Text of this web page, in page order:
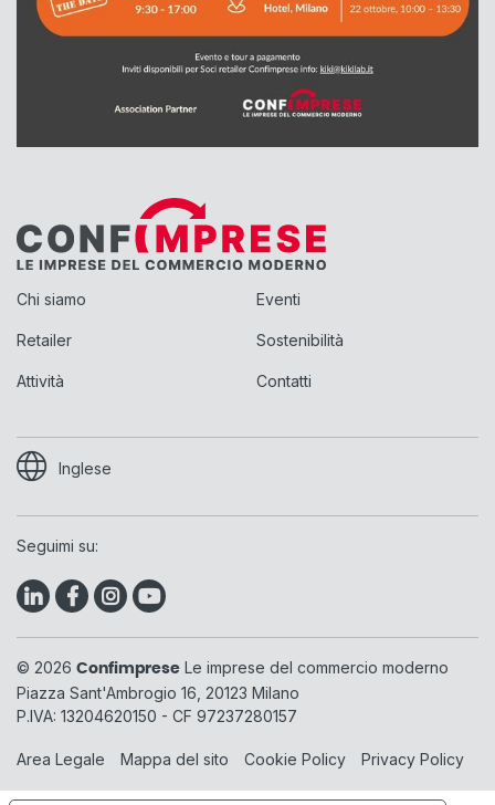
Chi siamo
Retailer
Attività
Eventi
Sostenibilità
Contatti
Inglese
Seguimi su:
© 2026 Confimprese Le imprese del commercio moderno
Piazza Sant'Ambrogio 16, 20123 Milano
P.IVA: 13204620150 - CF 97237280157
Area Legale Mappa del sito Cookie Policy Privacy Policy